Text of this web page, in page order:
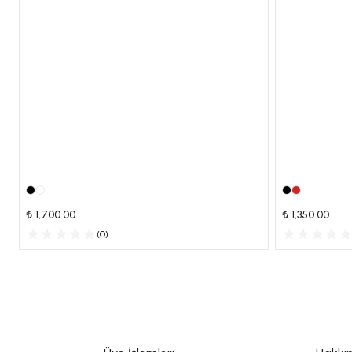
₺ 1,700.00
(0)
₺ 1,350.00